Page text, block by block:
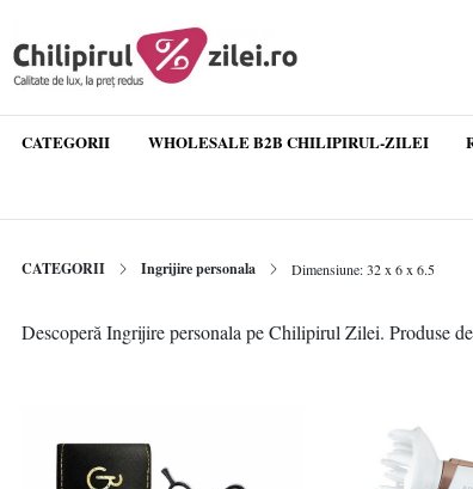
CATEGORII WHOLESALE B2B CHILIPIRUL-ZILEI
CATEGORII Ingrijire personala Dimensiune: 32 x 6 x 6.5
Descoperă Ingrijire personala pe Chilipirul Zilei. Produse